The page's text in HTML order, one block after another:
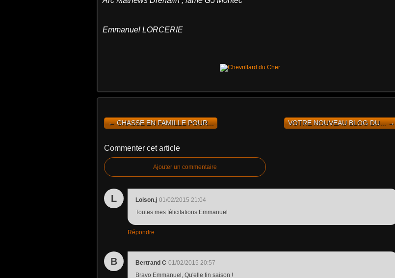
Emmanuel LORCERIE
← CHASSE EN FAMILLE POUR... VOTRE NOUVEAU BLOG DU... →
Commenter cet article
Ajouter un commentaire
L Loison.j 01/02/2015 21:04
Toutes mes félicitations Emmanuel
Répondre
B Bertrand C 01/02/2015 20:57
Bravo Emmanuel, Qu'elle fin saison !